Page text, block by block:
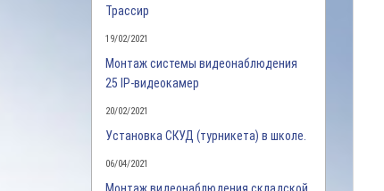
Трассир
19/02/2021
Монтаж системы видеонаблюдения
25 IP-видеокамер
20/02/2021
Установка СКУД (турникета) в школе.
06/04/2021